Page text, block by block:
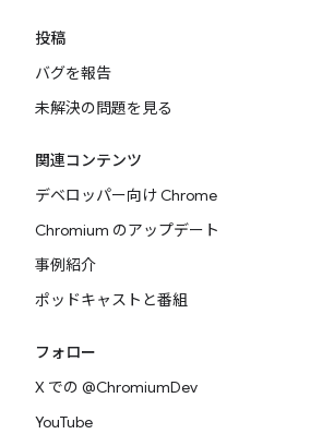
投稿
バグを報告
未解決の問題を見る
関連コンテンツ
デベロッパー向け Chrome
Chromium のアップデート
事例紹介
ポッドキャストと番組
フォロー
X での @ChromiumDev
YouTube